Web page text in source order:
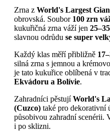
Zrna z World's Largest
obrovská. Soubor 100 zrn
kukuřičná zrna váží jen
slavnou odrůdu se super
Každý klas měří přibližně
silná zrna s jemnou a
je tato kukuřice oblíbená v
Ekvádoru a Bolívie.
Zahradníci pěstujíWorld's
(Cuzco) také pro dekorativní
působivou zahradní scenérii.
i po sklizni.